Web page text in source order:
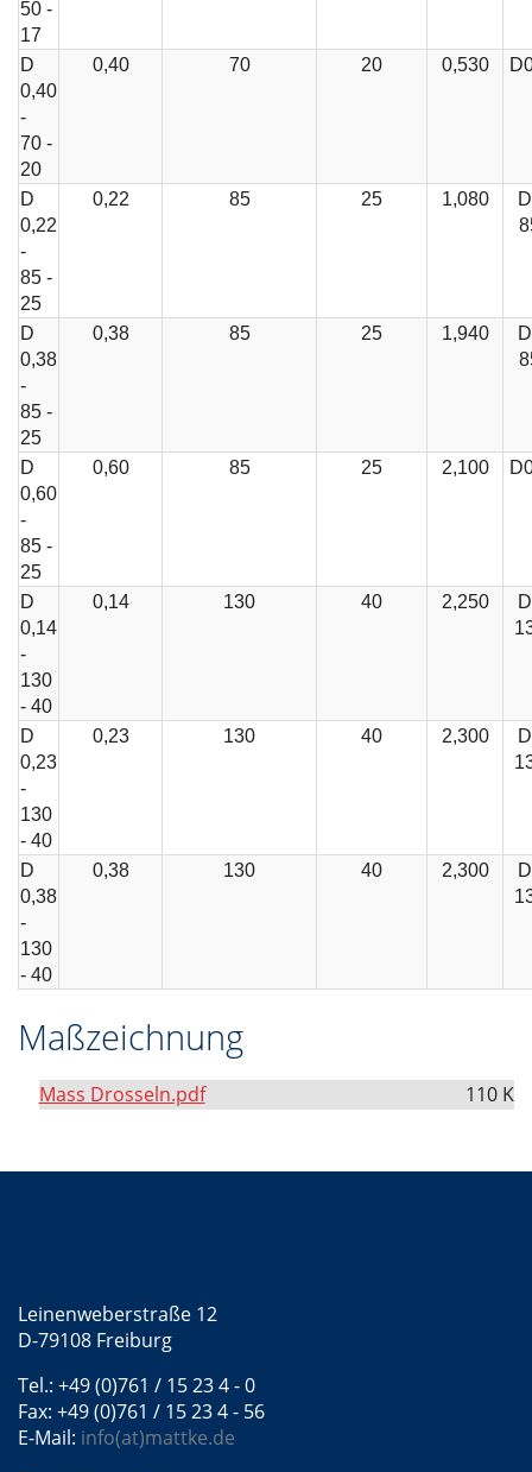
50 -
17
D
0,40
-
70 -
20
0,40 70 20 0,530
D
0,22
-
85 -
25
0,22 85 25 1,080
D
0,38
-
85 -
25
0,38 85 25 1,940
D
0,60
-
85 -
25
0,60 85 25 2,100
D
0,14
-
130
- 40
0,14 130 40 2,250
D
0,23
-
130
- 40
0,23 130 40 2,300
D
0,38
-
130
- 40
0,38 130 40 2,300
Maßzeichnung
Mass Drosseln.pdf 110 K
Leinenweberstraße 12
D-79108 Freiburg
Tel.: +49 (0)761 / 15 23 4 - 0
Fax: +49 (0)761 / 15 23 4 - 56
E-Mail: info(at)mattke.de